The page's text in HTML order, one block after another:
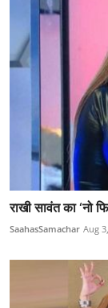
राखी सावंत का ‘नो
SaahasSamachar Aug